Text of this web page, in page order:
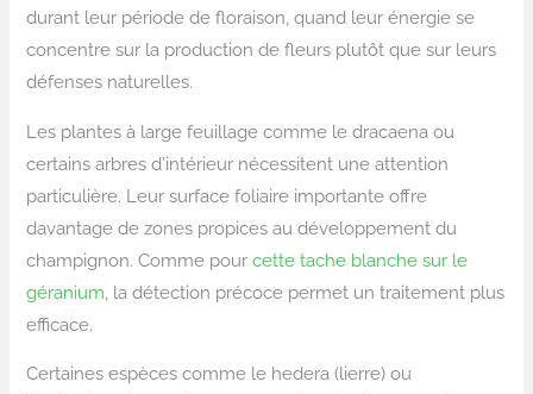
durant leur période de floraison, quand leur énergie se
concentre sur la production de fleurs plutôt que sur leurs
défenses naturelles.
Les plantes à large feuillage comme le dracaena ou
certains arbres d’intérieur nécessitent une attention
particulière. Leur surface foliaire importante offre
davantage de zones propices au développement du
champignon. Comme pourcette tache blanche sur le
géranium , la détection précoce permet un traitement plus
efficace.
Certaines espèces comme le hedera (lierre) ou